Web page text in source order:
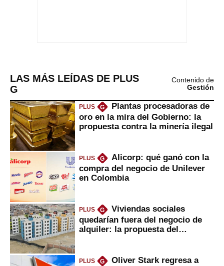
LAS MÁS LEÍDAS DE PLUS
G
Contenido de
Gestión
PLUS G
Plantas procesadoras de
oro en la mira del Gobierno: la
propuesta contra la minería ilegal
PLUS G
Alicorp: qué ganó con la
compra del negocio de Unilever
en Colombia
PLUS G
Viviendas sociales
quedarían fuera del negocio de
alquiler: la propuesta del
PLUS G
Oliver Stark regresa a